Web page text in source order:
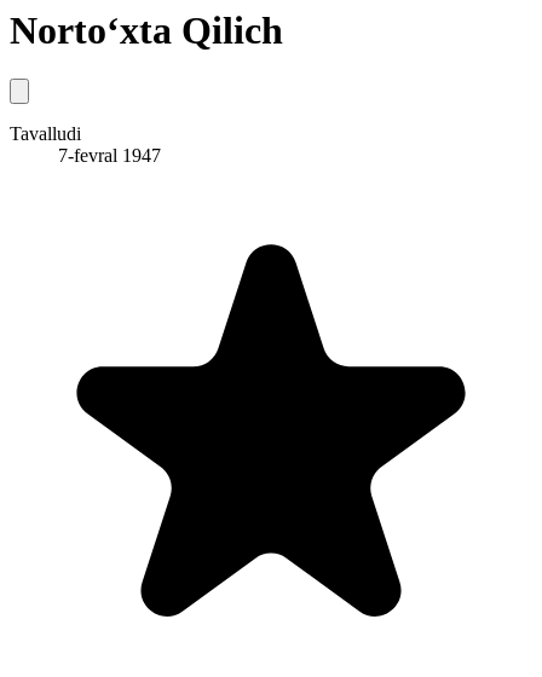
Norto‘xta Qilich
Tavalludi
7-fevral 1947